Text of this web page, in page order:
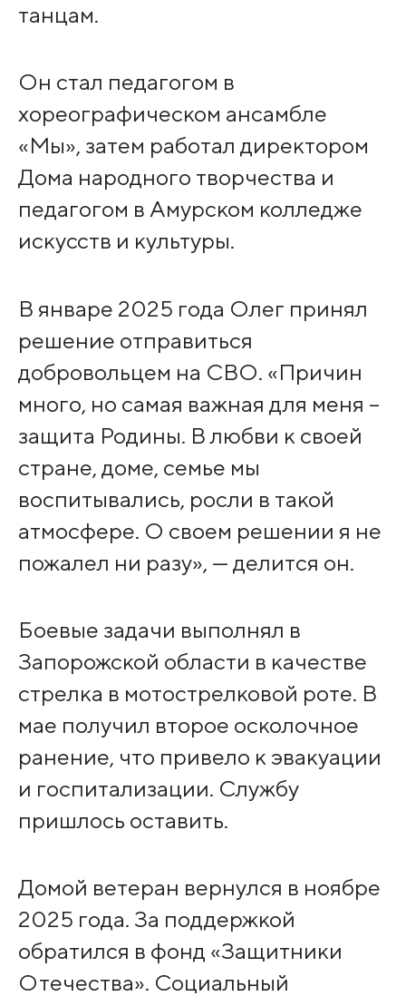
танцам.
Он стал педагогом в
хореографическом ансамбле
«Мы», затем работал директором
Дома народного творчества и
педагогом в Амурском колледже
искусств и культуры.
В январе 2025 года Олег принял
решение отправиться
добровольцем на СВО. «Причин
много, но самая важная для меня –
защита Родины. В любви к своей
стране, доме, семье мы
воспитывались, росли в такой
атмосфере. О своем решении я не
пожалел ни разу», — делится он.
Боевые задачи выполнял в
Запорожской области в качестве
стрелка в мотострелковой роте. В
мае получил второе осколочное
ранение, что привело к эвакуации
и госпитализации. Службу
пришлось оставить.
Домой ветеран вернулся в ноябре
2025 года. За поддержкой
обратился в фонд «Защитники
Отечества». Социальный